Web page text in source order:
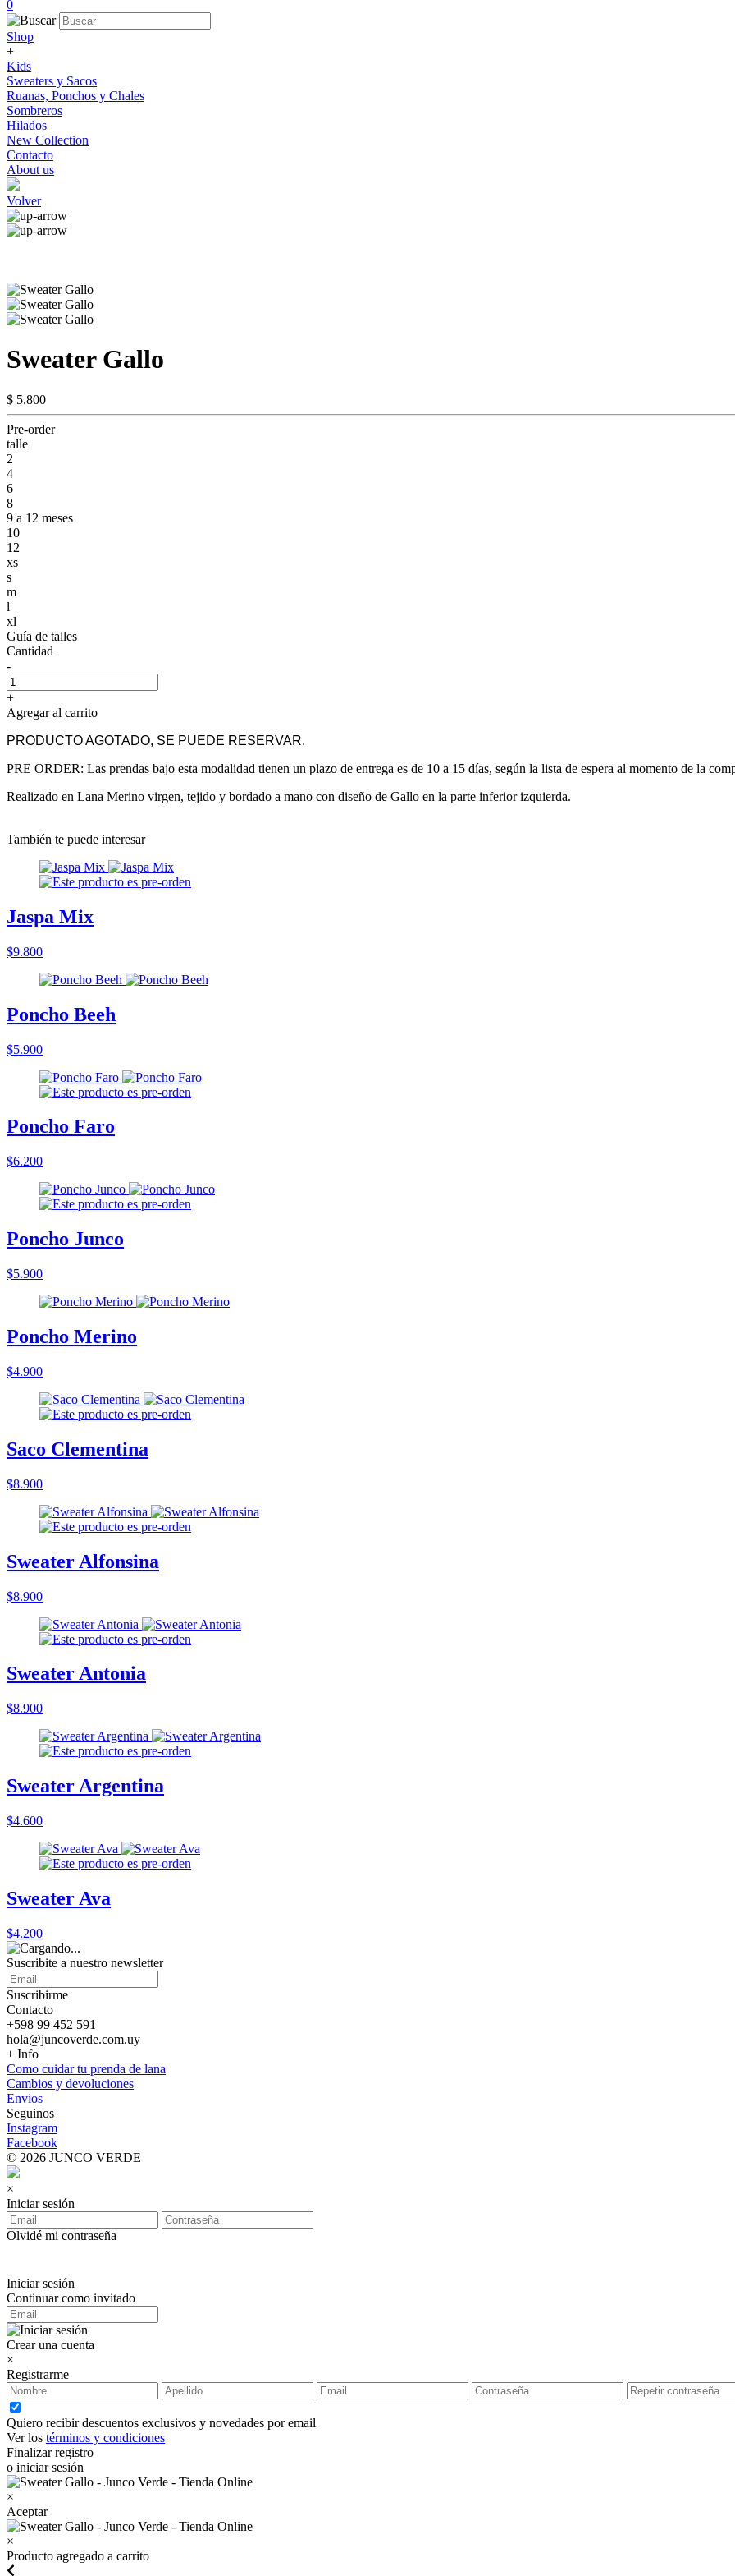
0
Shop
+
Kids
Sweaters y Sacos
Ruanas, Ponchos y Chales
Sombreros
Hilados
New Collection
Contacto
About us
Volver
Sweater Gallo
$ 5.800
Pre-order
talle
2
4
6
8
9 a 12 meses
10
12
xs
s
m
l
xl
Guía de talles
Cantidad
-
+
Agregar al carrito
PRODUCTO AGOTADO, SE PUEDE RESERVAR.
PRE ORDER: Las prendas bajo esta modalidad tienen un plazo de entrega es de 10 a 15 días, según la lista de espera al momento de la
Realizado en Lana Merino virgen, tejido y bordado a mano con diseño de Gallo en la parte inferior izquierda.
También te puede interesar
Jaspa Mix
$9.800
Poncho Beeh
$5.900
Poncho Faro
$6.200
Poncho Junco
$5.900
Poncho Merino
$4.900
Saco Clementina
$8.900
Sweater Alfonsina
$8.900
Sweater Antonia
$8.900
Sweater Argentina
$4.600
Sweater Ava
$4.200
Suscribite a nuestro newsletter
Suscribirme
Contacto
+598 99 452 591
hola@juncoverde.com.uy
+ Info
Como cuidar tu prenda de lana
Cambios y devoluciones
Envios
Seguinos
Instagram
Facebook
© 2026 JUNCO VERDE
×
Iniciar sesión
Olvidé mi contraseña
Iniciar sesión
Continuar como invitado
Crear una cuenta
×
Registrarme
Quiero recibir descuentos exclusivos y novedades por email
Ver los términos y condiciones
Finalizar registro
o iniciar sesión
×
Aceptar
×
Producto agregado a carrito